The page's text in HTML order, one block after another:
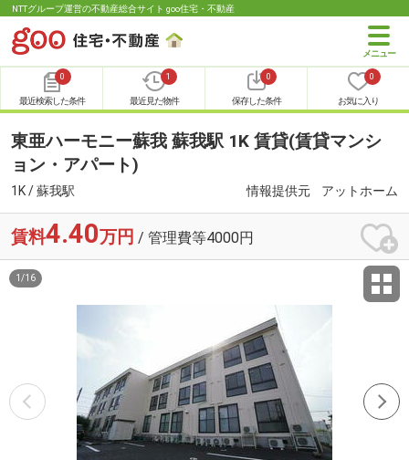
NTTグループ運営の不動産総合サイト goo住宅・不動産
0
最近検索した条件
1
最近見た物件
0
保存した条件
0
お気に入り
東亜ハーモニー蘇我 蘇我駅 1K 賃貸(賃貸マンシ
ョン・アパート)
1K / 蘇我駅 情報提供元 アットホーム
賃料4.40万円 / 管理費等4000円
1 /16